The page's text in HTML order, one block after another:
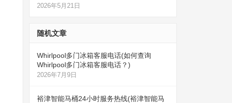
2026年5月21日
随机文章
Whirlpool多门冰箱客服电话(如何查询
Whirlpool多门冰箱客服电话？)
2026年7月9日
裕津智能马桶24小时服务热线(裕津智能马